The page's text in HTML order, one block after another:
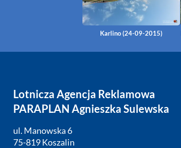
Karlino (24-09-2015)
Lotnicza Agencja Reklamowa
PARAPLAN Agnieszka Sulewska
ul. Manowska 6
75-819 Koszalin